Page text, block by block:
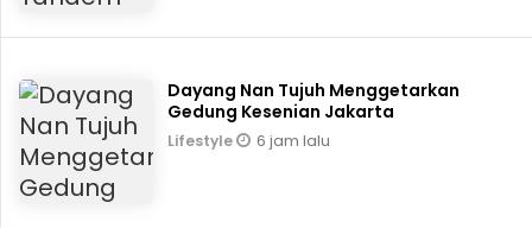
Dayang Nan Tujuh Menggetarkan
Gedung Kesenian Jakarta
Lifestyle 6 jam lalu